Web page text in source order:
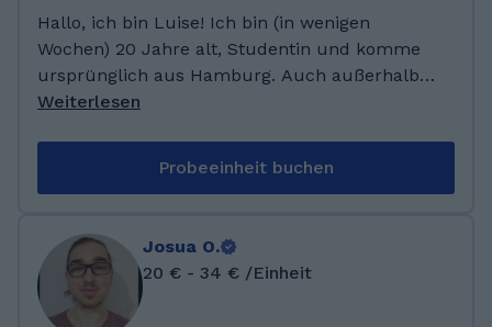
Hallo, ich bin Luise! Ich bin (in wenigen
Wochen) 20 Jahre alt, Studentin und komme
ursprünglich aus Hamburg. Auch außerhalb
meines Studiums interessiere ich mich für
wohne derzeit in Lüneburg, verbringe meine
Wochenenden aber größtenteils in Hamburg.
Ich habe im Jahr 2024 mein Abitur in den
Fächern Deutsch, Englisch, Geschichte und
Weiterlesen
Probeeinheit buchen
Josua O.
20 € - 34 € /Einheit